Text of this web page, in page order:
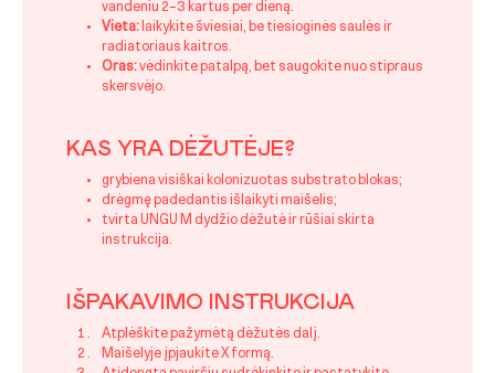
vandeniu 2–3 kartus per dieną.
Vieta: laikykite šviesiai, be tiesioginės saulės ir
radiatoriaus kaitros.
Oras:vėdinkite patalpą, bet saugokite nuo stipraus
skersvėjo.
KAS YRA DĖŽUTĖJE?
grybiena visiškai kolonizuotas substrato blokas;
drėgmę padedantis išlaikyti maišelis;
tvirta UNGU M dydžio dėžutė ir rūšiai skirta
instrukcija.
IŠPAKAVIMO INSTRUKCIJA
Atplėškite pažymėtą dėžutės dalį.
Maišelyje įpjaukite X formą.